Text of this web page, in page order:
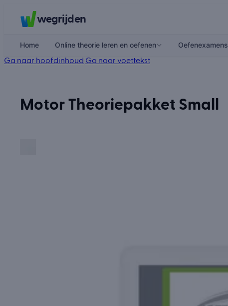
wegrijden
Home Online theorie leren en oefenen Oefenexamens
Ga naar hoofdinhoud Ga naar voettekst
Motor Theoriepakket Small